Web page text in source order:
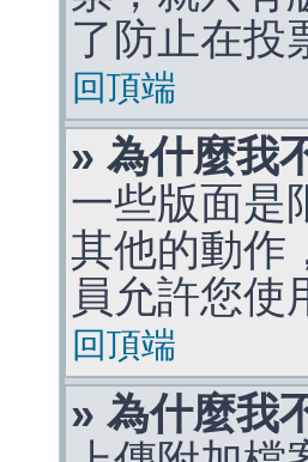
了防止在投
回頂端
» 為什麼我
一些版面是
其他的動作
員允許您使
回頂端
» 為什麼我